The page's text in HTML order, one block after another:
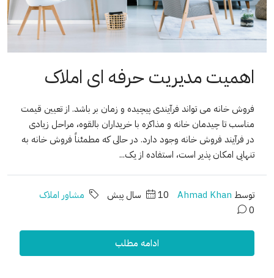
اهمیت مدیریت حرفه ای املاک
فروش خانه می تواند فرآیندی پیچیده و زمان بر باشد. از تعیین قیمت
مناسب تا چیدمان خانه و مذاکره با خریداران بالقوه، مراحل زیادی
در فرآیند فروش خانه وجود دارد. در حالی که مطمئناً فروش خانه به
تنهایی امکان پذیر است، استفاده از یک...
توسط Ahmad Khan 10 سال پیش
مشاور املاک
0
ادامه مطلب